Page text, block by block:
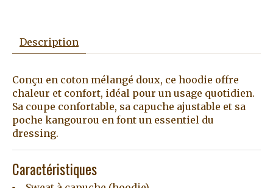
Description
Conçu en coton mélangé doux, ce hoodie offre
chaleur et confort, idéal pour un usage quotidien.
Sa coupe confortable, sa capuche ajustable et sa
poche kangourou en font un essentiel du
dressing.
Caractéristiques